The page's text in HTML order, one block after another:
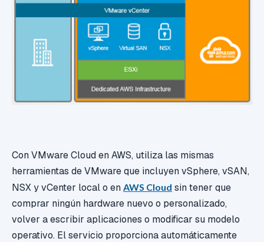
Con VMware Cloud en AWS, utiliza las mismas
herramientas de VMware que incluyen vSphere, vSAN,
NSX y vCenter local o en AWS Cloud sin tener que
comprar ningún hardware nuevo o personalizado,
volver a escribir aplicaciones o modificar su modelo
operativo. El servicio proporciona automáticamente